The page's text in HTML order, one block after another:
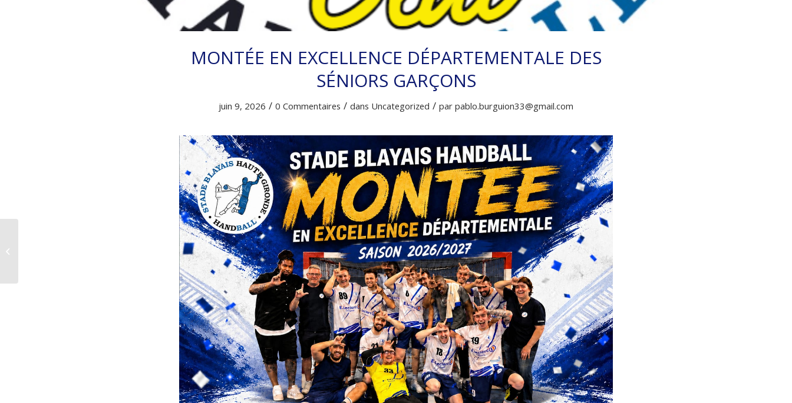
MONTÉE EN EXCELLENCE DÉPARTEMENTALE DES
SÉNIORS GARÇONS
juin 9, 2026 / 0 Commentaires / dans Uncategorized / par pablo.burguion33@gmail.com